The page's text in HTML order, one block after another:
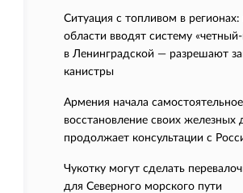
Ситуация с топливом в регионах:
области вводят систему
в Ленинградской — разрешают
канистры
Армения начала самостоятельное
восстановление своих железных
продолжает консультации с
Чукотку могут сделать
для Северного морского пути